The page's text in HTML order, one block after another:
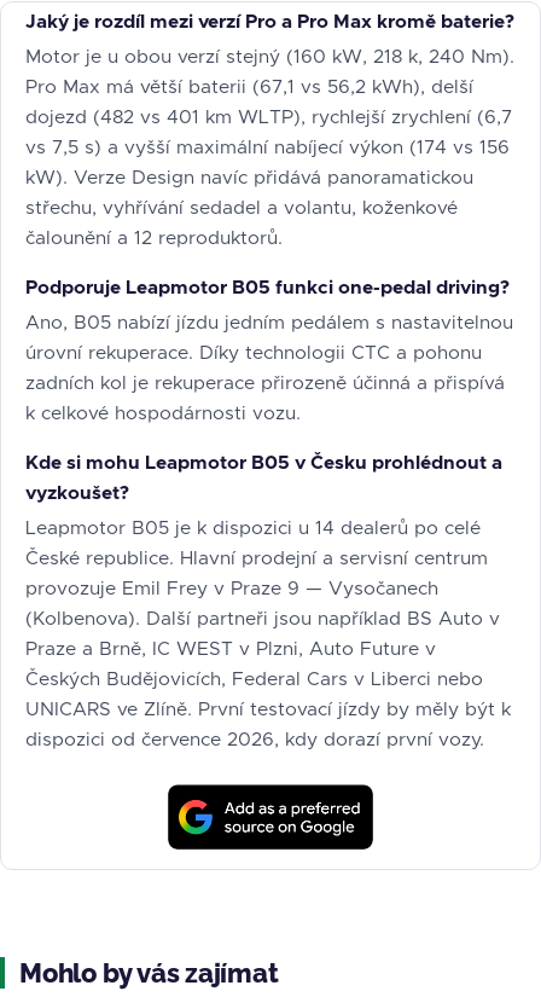
Jaký je rozdíl mezi verzí Pro a Pro Max kromě baterie?
Motor je u obou verzí stejný (160 kW, 218 k, 240 Nm).
Pro Max má větší baterii (67,1 vs 56,2 kWh), delší
dojezd (482 vs 401 km WLTP), rychlejší zrychlení (6,7
vs 7,5 s) a vyšší maximální nabíjecí výkon (174 vs 156
kW). Verze Design navíc přidává panoramatickou
střechu, vyhřívání sedadel a volantu, koženkové
čalounění a 12 reproduktorů.
Podporuje Leapmotor B05 funkci one-pedal driving?
Ano, B05 nabízí jízdu jedním pedálem s nastavitelnou
úrovní rekuperace. Díky technologii CTC a pohonu
zadních kol je rekuperace přirozeně účinná a přispívá
k celkové hospodárnosti vozu.
Kde si mohu Leapmotor B05 v Česku prohlédnout a
vyzkoušet?
Leapmotor B05 je k dispozici u 14 dealerů po celé
České republice. Hlavní prodejní a servisní centrum
provozuje Emil Frey v Praze 9 — Vysočanech
(Kolbenova). Další partneři jsou například BS Auto v
Praze a Brně, IC WEST v Plzni, Auto Future v
Českých Budějovicích, Federal Cars v Liberci nebo
UNICARS ve Zlíně. První testovací jízdy by měly být k
dispozici od července 2026, kdy dorazí první vozy.
Mohlo by vás zajímat